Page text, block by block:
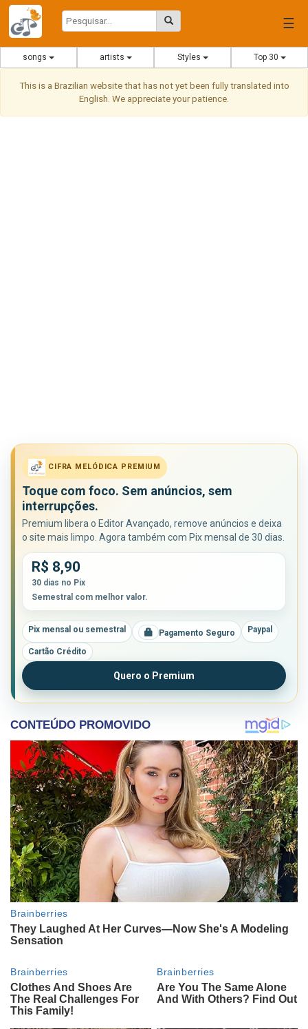
☰
songs artists Styles Top 30
This is a Brazilian website that has not yet been fully translated into
English. We appreciate your patience.
CIFRA MELÓDICA PREMIUM
Toque com foco. Sem anúncios, sem
interrupções.
Premium libera o Editor Avançado, remove anúncios e deixa
o site mais limpo. Agora também com Pix mensal de 30 dias.
R$ 8,90
30 dias no Pix
Semestral com melhor valor.
Pix mensal ou semestral Pagamento Seguro Paypal
Cartão Crédito
Quero o Premium